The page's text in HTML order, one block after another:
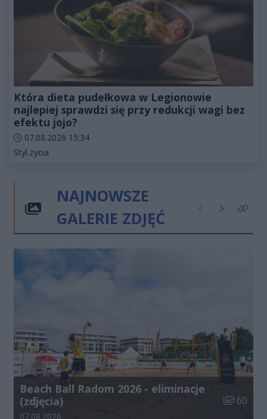
Która dieta pudełkowa w Legionowie
najlepiej sprawdzi się przy redukcji wagi bez
efektu jojo?
Data dodania artykułu:
07.08.2026 15:34
Kategorie artykułu:
Styl życia
NAJNOWSZE
GALERIE ZDJĘĆ
Poprzednie
NastępneKliknij
Beach Ball Radom 2026 - eliminacje
(zdjęcia)
Liczba
60
Data dodania galerii:
07.08.2026